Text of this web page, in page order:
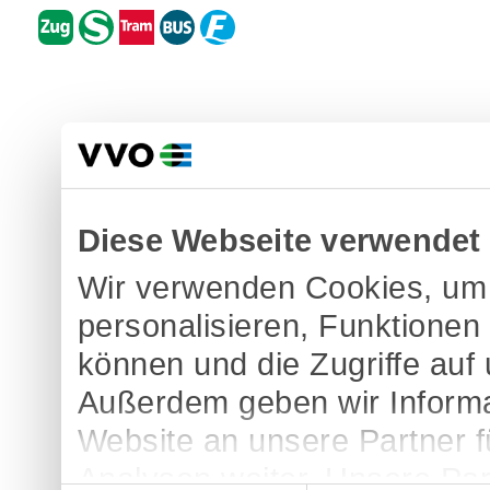
Diese Webseite
Wir verwenden Cookies,
personalisieren,
können und die Zugriffe
Außerdem geben wir
Website an unsere Partner
Analysen weiter. Unsere